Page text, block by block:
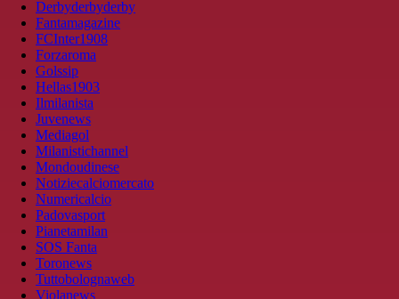
Derbyderbyderby
Fantamagazine
FCInter1908
Forzaroma
Golssip
Hellas1903
Ilmilanista
Juvenews
Mediagol
Milanistichannel
Mondoudinese
Notiziecalciomercato
Numericalcio
Padovasport
Pianetamilan
SOS Fanta
Toronews
Tuttobolognaweb
Violanews